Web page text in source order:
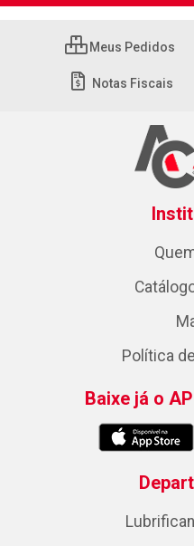
Meus Pedidos
Notas Fiscais
Política
Baixe já o